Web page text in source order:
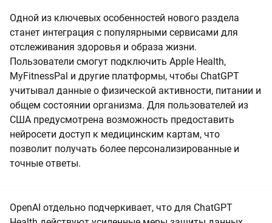
Одной из ключевых особенностей нового раздела
станет интеграция с популярными сервисами для
отслеживания здоровья и образа жизни.
Пользователи смогут подключить Apple Health,
MyFitnessPal и другие платформы, чтобы ChatGPT
учитывал данные о физической активности, питании и
общем состоянии организма. Для пользователей из
США предусмотрена возможность предоставить
нейросети доступ к медицинским картам, что
позволит получать более персонализированные и
точные ответы.
OpenAI отдельно подчеркивает, что для ChatGPT